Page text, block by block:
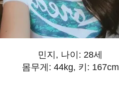
민지, 나이: 28세
몸무게: 44kg, 키: 167cm